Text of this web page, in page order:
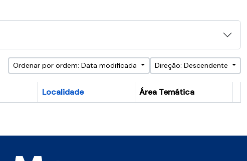
Ordenar por ordem: Data modificada Direção: Descendente
Localidade
Área Temática